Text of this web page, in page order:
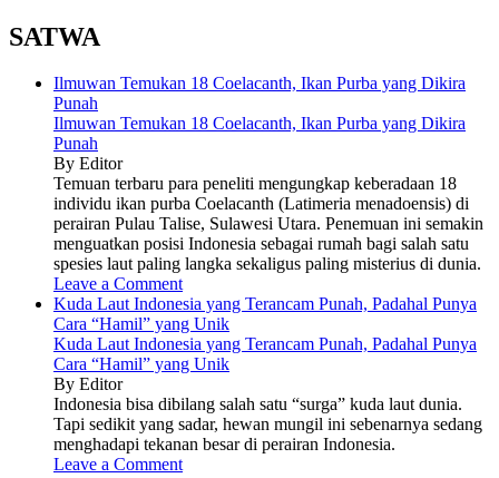
SATWA
Ilmuwan Temukan 18 Coelacanth, Ikan Purba yang Dikira
Punah
Ilmuwan Temukan 18 Coelacanth, Ikan Purba yang Dikira
Punah
By Editor
Temuan terbaru para peneliti mengungkap keberadaan 18
individu ikan purba Coelacanth (Latimeria menadoensis) di
perairan Pulau Talise, Sulawesi Utara. Penemuan ini semakin
menguatkan posisi Indonesia sebagai rumah bagi salah satu
spesies laut paling langka sekaligus paling misterius di dunia.
Leave a Comment
Kuda Laut Indonesia yang Terancam Punah, Padahal Punya
Cara “Hamil” yang Unik
Kuda Laut Indonesia yang Terancam Punah, Padahal Punya
Cara “Hamil” yang Unik
By Editor
Indonesia bisa dibilang salah satu “surga” kuda laut dunia.
Tapi sedikit yang sadar, hewan mungil ini sebenarnya sedang
menghadapi tekanan besar di perairan Indonesia.
Leave a Comment